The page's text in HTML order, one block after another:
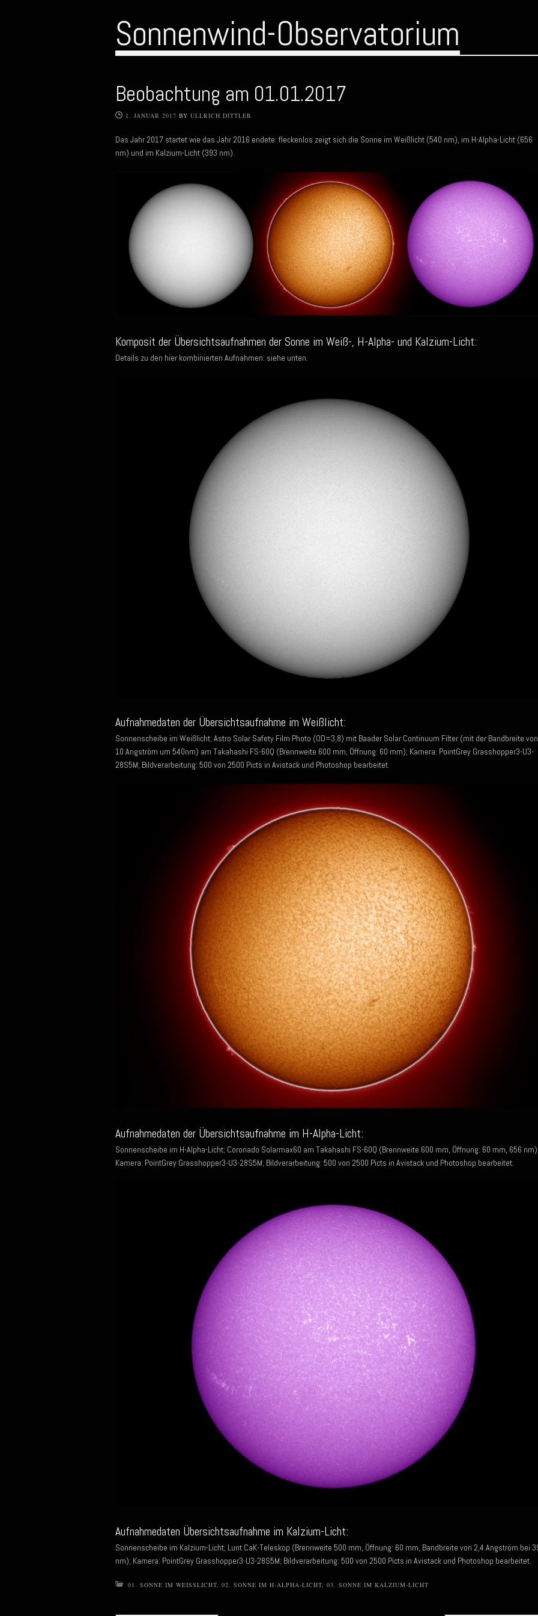
Sonnenwind-Observatorium
Beobachtung am 01.01.2017
1. JANUAR 2017 BY ULLRICH DITTLER
Das Jahr 2017 startet wie das Jahr 2016 endete: fleckenlos zeigt sich die Sonne im Weißlicht (540 nm), im H-Alpha-Licht (656
nm) und im Kalzium-Licht (393 nm).
Komposit der Übersichtsaufnahmen der Sonne im Weiß-, H-Alpha- und Kalzium-Licht:
Details zu den hier kombinierten Aufnahmen: siehe unten.
Aufnahmedaten der Übersichtsaufnahme im Weißlicht:
Sonnenscheibe im Weißlicht; Astro Solar Safety Film Photo (OD=3,8) mit Baader Solar Continuum Filter (mit der Bandbreite von
10 Angström um 540nm) am Takahashi FS-60Q (Brennweite 600 mm, Öffnung: 60 mm); Kamera: PointGrey Grasshopper3-U3-
28S5M; Bildverarbeitung: 500 von 2500 Picts in Avistack und Photoshop bearbeitet.
Aufnahmedaten der Übersichtsaufnahme im H-Alpha-Licht:
Sonnenscheibe im H-Alpha-Licht; Coronado Solarmax60 am Takahashi FS-60Q (Brennweite 600 mm, Öffnung: 60 mm, 656
Kamera: PointGrey Grasshopper3-U3-28S5M; Bildverarbeitung: 500 von 2500 Picts in Avistack und Photoshop bearbeitet.
Aufnahmedaten Übersichtsaufnahme im Kalzium-Licht:
Sonnenscheibe im Kalzium-Licht; Lunt CaK-Teleskop (Brennweite 500 mm, Öffnung: 60 mm, Bandbreite von 2,4 Angström bei
nm); Kamera: PointGrey Grasshopper3-U3-28S5M; Bildverarbeitung: 500 von 2500 Picts in Avistack und Photoshop bearbeitet.
01. SONNE IM WEISSLICHT, 02. SONNE IM H-ALPHA-LICHT, 03. SONNE IM KALZIUM-LICHT